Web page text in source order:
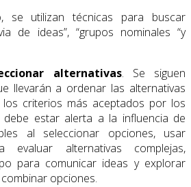
se utilizan técnicas para buscar
de ideas”, “grupos nominales “y
alternativas. Se siguen
llevarán a ordenar las alternativas
criterios más aceptados por los
debe estar alerta a la influencia de
al seleccionar opciones, usar
evaluar alternativas complejas,
para comunicar ideas y explorar
opciones.